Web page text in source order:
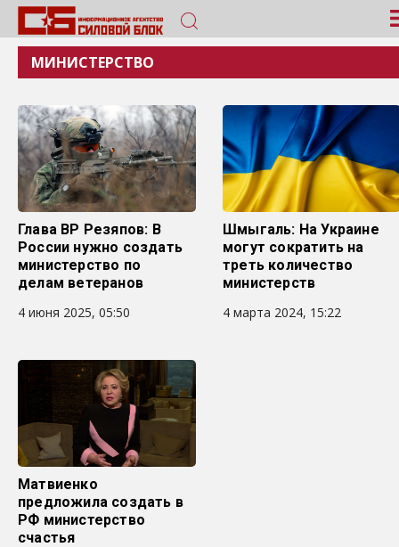
МИНИСТЕРСТВО
Глава ВР Резяпов: В
России нужно создать
министерство по
делам ветеранов
4 июня 2025, 05:50
Шмыгаль: На Украине
могут сократить на
треть количество
министерств
4 марта 2024, 15:22
Матвиенко
предложила создать в
РФ министерство
счастья